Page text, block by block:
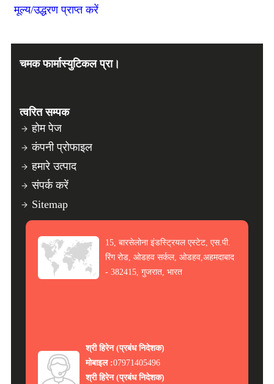
मूल्य/उद्धरण प्राप्त करें
चमक फार्मास्युटिकल प्रा।
त्वरित सम्पक
होम पेज
कंपनी प्रोफाइल
हमारे उत्पाद
संपर्क करें
Sitemap
15, बारसेलोना इंडस्ट्रियल एस्टेट, एस.पी.
रिंग रोड, ओडहव सर्कल, ओडहव,अहमदाबाद
- 382415, गुजरात, भारत
श्री हिरेन(प्रबंध निदेशक)
मोबाइल :07971405496
श्री हिरेन(प्रबंध निदेशक)